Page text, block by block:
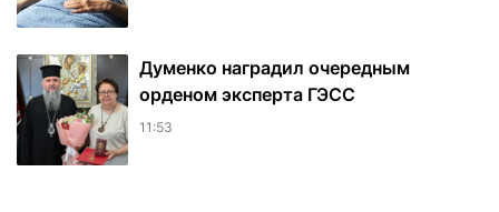
Думенко наградил очередным
орденом эксперта ГЭСС
11:53